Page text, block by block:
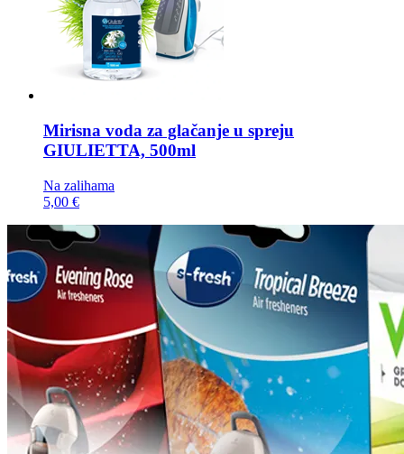
Mirisna voda za glačanje u spreju
GIULIETTA, 500ml
Na zalihama
5,00 €